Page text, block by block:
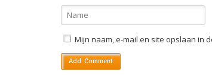
Mijn naam, e-mail en site opslaan in